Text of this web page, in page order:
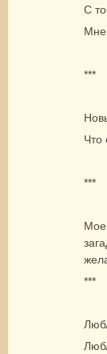
С
Мне
***
Что
***
Мое
***